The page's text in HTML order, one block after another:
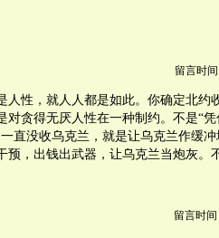
留言时间
人性，就人人都是如此。你确定北约
对贪得无厌人性在一种制约。不是“
直没收乌克兰，就是让乌克兰作缓
预，出钱出武器，让乌克兰当炮灰。
留言时间